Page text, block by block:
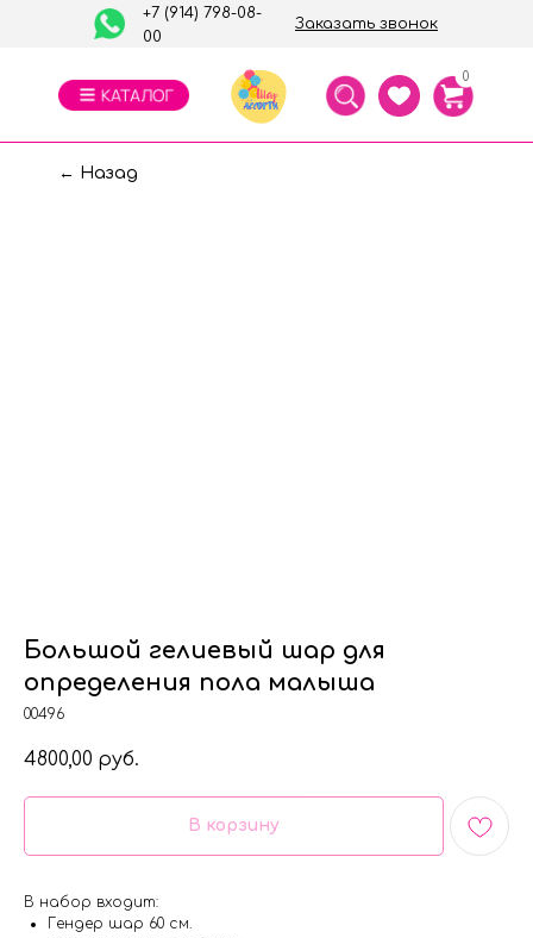
Заказать звонок
+7 (914) 798-08-
00
0
← Назад
Большой гелиевый шар для
определения пола малыша
00496
4800,00 руб.
В корзину
В набор входит:
Гендер шар 60 см.